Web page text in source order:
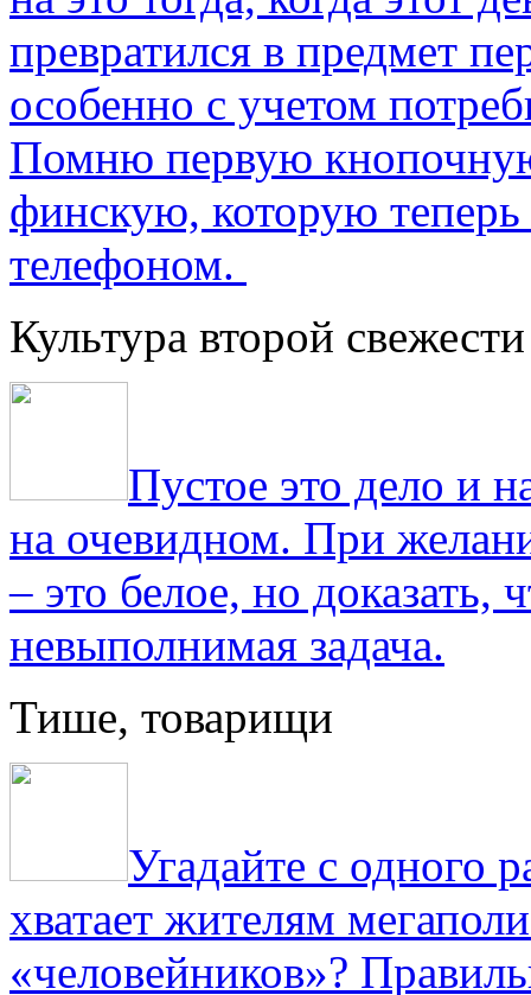
превратился в предмет
особенно с учетом
Помню первую
финскую, которую
телефоном.
Культура второй свежести
Пустое это дело и
на очевидном. При
– это белое, но доказать,
невыполнимая задача.
Тише, товарищи
Угадайте с одного
хватает жителям
«человейников»?